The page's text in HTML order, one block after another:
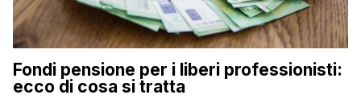
Fondi pensione per i liberi professionisti:
ecco di cosa si tratta